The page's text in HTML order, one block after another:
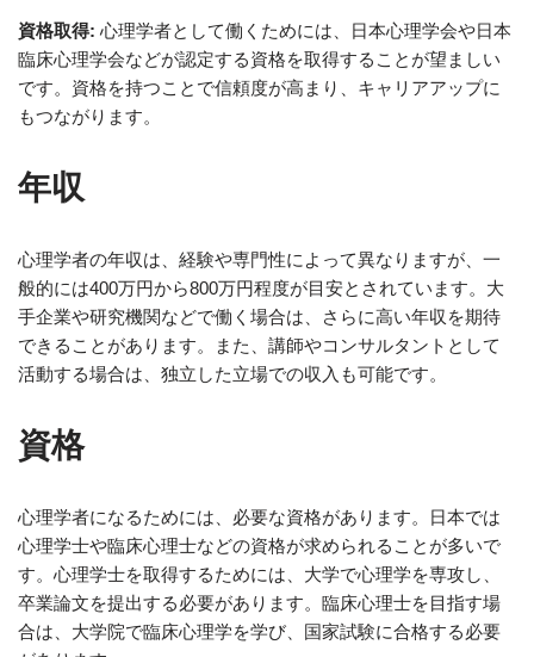
資格取得: 心理学者として働くためには、日本心理学会や日本
臨床心理学会などが認定する資格を取得することが望ましい
です。資格を持つことで信頼度が高まり、キャリアアップに
もつながります。
年収
心理学者の年収は、経験や専門性によって異なりますが、一
般的には400万円から800万円程度が目安とされています。大
手企業や研究機関などで働く場合は、さらに高い年収を期待
できることがあります。また、講師やコンサルタントとして
活動する場合は、独立した立場での収入も可能です。
資格
心理学者になるためには、必要な資格があります。日本では
心理学士や臨床心理士などの資格が求められることが多いで
す。心理学士を取得するためには、大学で心理学を専攻し、
卒業論文を提出する必要があります。臨床心理士を目指す場
合は、大学院で臨床心理学を学び、国家試験に合格する必要